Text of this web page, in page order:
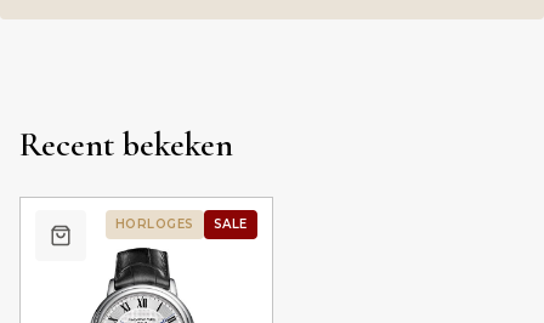
Recent bekeken
SALE
HORLOGES